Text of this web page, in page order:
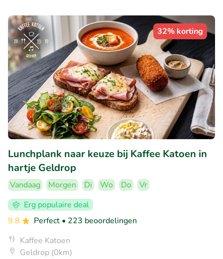
32% korting
Lunchplank naar keuze bij Kaffee Katoen in
hartje Geldrop
Vandaag Morgen Di Wo Do
Vr
Erg populaire deal
9.8
Perfect • 223 beoordelingen
Kaffee Katoen
Geldrop (0km)